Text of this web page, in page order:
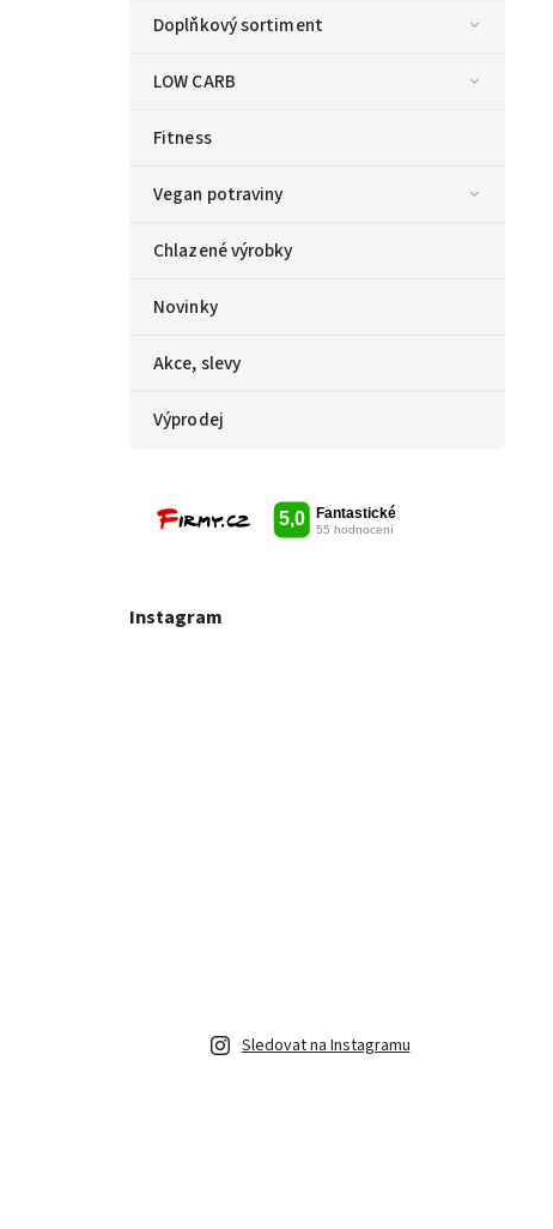
Doplňkový sortiment
LOW CARB
Fitness
Vegan potraviny
Chlazené výrobky
Novinky
Akce, slevy
Výprodej
Instagram
Sledovat na Instagramu